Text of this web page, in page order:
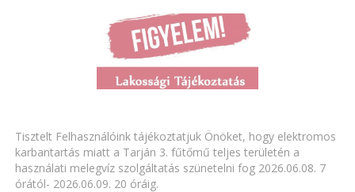
Tisztelt Felhasználóink tájékoztatjuk Önöket, hogy elektromos
karbantartás miatt a Tarján 3. fűtőmű teljes területén a
használati melegvíz szolgáltatás szünetelni fog 2026.06.08. 7
órától- 2026.06.09. 20 óráig.